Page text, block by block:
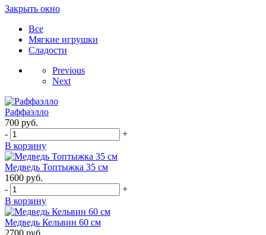
Закрыть окно
Все
Мягкие игрушки
Сладости
Previous
Next
Раффаэлло
700 руб.
-
+
В корзину
Медведь Топтыжка 35 см
1600 руб.
-
+
В корзину
Медведь Кельвин 60 см